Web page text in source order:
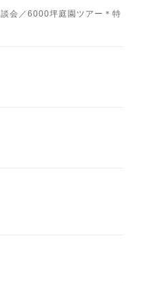
会／6000坪庭園ツアー＊特